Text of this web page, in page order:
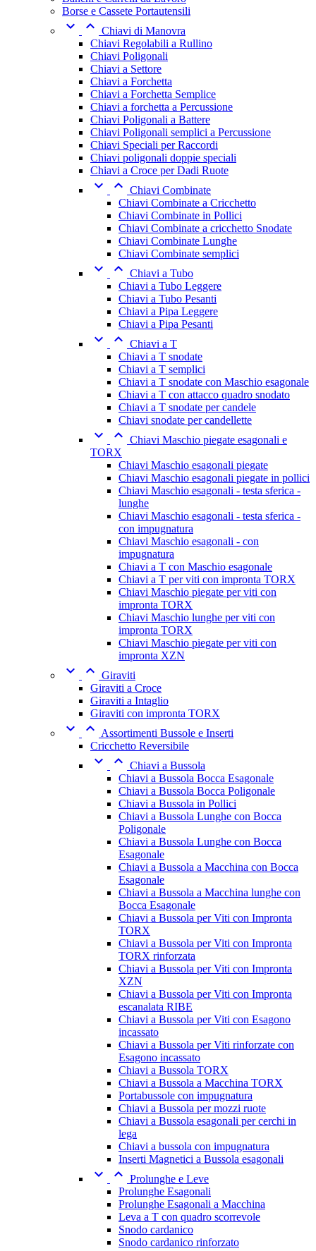
Borse e Cassete Portautensili
  Chiavi di Manovra
Chiavi Regolabili a Rullino
Chiavi Poligonali
Chiavi a Settore
Chiavi a Forchetta
Chiavi a Forchetta Semplice
Chiavi a forchetta a Percussione
Chiavi Poligonali a Battere
Chiavi Poligonali semplici a Percussione
Chiavi Speciali per Raccordi
Chiavi poligonali doppie speciali
Chiavi a Croce per Dadi Ruote
  Chiavi Combinate
Chiavi Combinate a Cricchetto
Chiavi Combinate in Pollici
Chiavi Combinate a cricchetto Snodate
Chiavi Combinate Lunghe
Chiavi Combinate semplici
  Chiavi a Tubo
Chiavi a Tubo Leggere
Chiavi a Tubo Pesanti
Chiavi a Pipa Leggere
Chiavi a Pipa Pesanti
  Chiavi a T
Chiavi a T snodate
Chiavi a T semplici
Chiavi a T snodate con Maschio esagonale
Chiavi a T con attacco quadro snodato
Chiavi a T snodate per candele
Chiavi snodate per candellette
  Chiavi Maschio piegate esagonali e
TORX
Chiavi Maschio esagonali piegate
Chiavi Maschio esagonali piegate in pollici
Chiavi Maschio esagonali - testa sferica -
lunghe
Chiavi Maschio esagonali - testa sferica -
con impugnatura
Chiavi Maschio esagonali - con
impugnatura
Chiavi a T con Maschio esagonale
Chiavi a T per viti con impronta TORX
Chiavi Maschio piegate per viti con
impronta TORX
Chiavi Maschio lunghe per viti con
impronta TORX
Chiavi Maschio piegate per viti con
impronta XZN
  Giraviti
Giraviti a Croce
Giraviti a Intaglio
Giraviti con impronta TORX
  Assortimenti Bussole e Inserti
Cricchetto Reversibile
  Chiavi a Bussola
Chiavi a Bussola Bocca Esagonale
Chiavi a Bussola Bocca Poligonale
Chiavi a Bussola in Pollici
Chiavi a Bussola Lunghe con Bocca
Poligonale
Chiavi a Bussola Lunghe con Bocca
Esagonale
Chiavi a Bussola a Macchina con Bocca
Esagonale
Chiavi a Bussola a Macchina lunghe con
Bocca Esagonale
Chiavi a Bussola per Viti con Impronta
TORX
Chiavi a Bussola per Viti con Impronta
TORX rinforzata
Chiavi a Bussola per Viti con Impronta
XZN
Chiavi a Bussola per Viti con Impronta
escanalata RIBE
Chiavi a Bussola per Viti con Esagono
incassato
Chiavi a Bussola per Viti rinforzate con
Esagono incassato
Chiavi a Bussola TORX
Chiavi a Bussola a Macchina TORX
Portabussole con impugnatura
Chiavi a Bussola per mozzi ruote
Chiavi a Bussola esagonali per cerchi in
lega
Chiavi a bussola con impugnatura
Inserti Magnetici a Bussola esagonali
  Prolunghe e Leve
Prolunghe Esagonali
Prolunghe Esagonali a Macchina
Leva a T con quadro scorrevole
Snodo cardanico
Snodo cardanico rinforzato